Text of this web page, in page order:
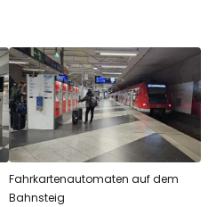
Fahrkartenautomaten auf dem
Bahnsteig